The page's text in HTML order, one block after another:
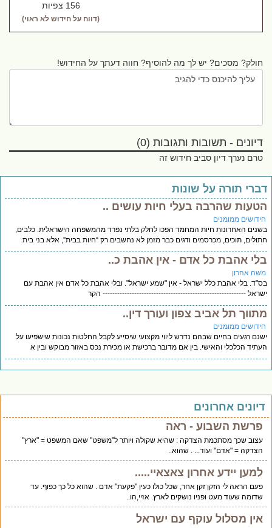
156 צפיות
(דווח על חידוש לא ראוי)
חולק? מסכים? יש לך מה להוסיף? חווה דעתך על החידוש!
דיונים - תשובות ותגובות (0)
טרם נערך דיון סביב חידוש זה
תורה על שונות
שהרבה בעלי חיות עושים ..
ממומנים
האחרונות חיות המחמד הפכו לחלק בלתי נפרד מהמשפחה הישראלית. כלבים,
תוכים, מכרסמים ודגים כבר מזמן לא נחשבים רק “חיות בבית”, אלא בני בית
אהבת כל אדם - אין אהבת כ..
אהרון
בלי אהבת כלל ישראל - אין "שמע ישראל". ובלי אהבת כל אדם אין אהבת עם
----------------------------------------------------------- הקר
תל אביב צפון ועורך דין..
ממומנים
רגעים בחיים שבהם נדרש ליווי מקצועי שיסייע לקבל החלטות נכונות שישפיעו על
הכלכלי והאישי. בין אם מדובר ברכישת או מכירת נכס באזור מבוקש ובין א
אחרונים
פרשת השבוע - ראה
עצוב שכך מסתכמת הצדקה : שהיא שקולה ויותר ל"משפט" שאם המשפט = "ארץ"
הצדקה = "אדם" ועוד... . שהוא..
למען יידע אחרון צאצאיי.....
פעם הראה לי הזקן זקן אחר, שכל כולו כעין "פקעת" אדם . שהוא כל כך כפוף. עד
שדומה שעוד מעט ופניו נושקים לארץ. אזיי,הו..
אין מסלול עוקף עם ישראל